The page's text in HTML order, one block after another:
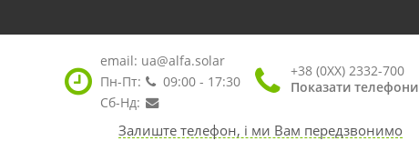
email: ua@alfa.solar
Пн-Пт:
09:00 - 17:30
Сб-Нд:
+38 (0XX) 2332-700
Показати телефони
Залиште телефон, і ми Вам передзвонимо